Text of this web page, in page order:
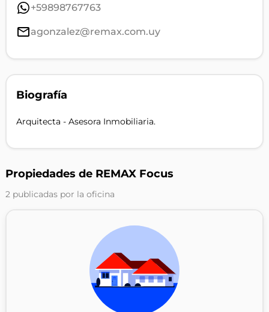
+59898767763
agonzalez@remax.com.uy
Biografía
Arquitecta - Asesora Inmobiliaria.
Propiedades de REMAX Focus
2 publicadas por la oficina